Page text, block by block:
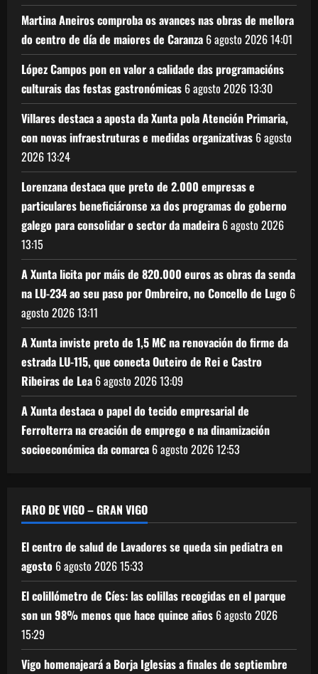
Martina Aneiros comproba os avances nas obras de mellora
do centro de día de maiores de Caranza 6 agosto 202614:01
López Campos pon en valor a calidade das programacións
culturais das festas gastronómicas 6 agosto 202613:30
Villares destaca a aposta da Xunta pola Atención Primaria,
con novas infraestruturas e medidas organizativas 6 agosto
202613:24
Lorenzana destaca que preto de 2.000 empresas e
particulares beneficiáronse xa dos programas do goberno
galego para consolidar o sector da madeira 6 agosto 2026
13:15
A Xunta licita por máis de 820.000 euros as obras da senda
na LU-234 ao seu paso por Ombreiro, no Concello de Lugo 6
agosto 202613:11
A Xunta inviste preto de 1,5 M€ na renovación do firme da
estrada LU-115, que conecta Outeiro de Rei e Castro
Ribeiras de Lea 6 agosto 202613:09
A Xunta destaca o papel do tecido empresarial de
Ferrolterra na creación de emprego e na dinamización
socioeconómica da comarca 6 agosto 202612:53
FARO DE VIGO – GRAN VIGO
El centro de salud de Lavadores se queda sin pediatra en
agosto 6 agosto 202615:33
El colillómetro de Cíes: las colillas recogidas en el parque
son un 98% menos que hace quince años 6 agosto 2026
15:29
Vigo homenajeará a Borja Iglesias a finales de septiembre